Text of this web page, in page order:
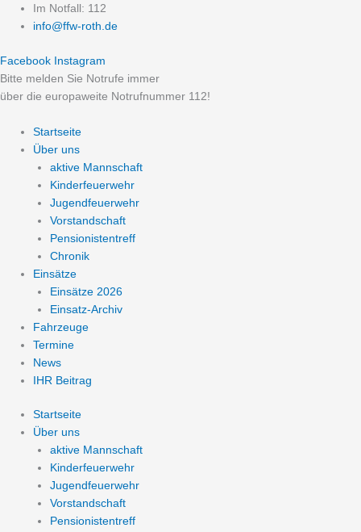
Zum
Inhalt
Im Notfall: 112
info@ffw-roth.de
Facebook Instagram
Bitte melden Sie Notrufe immer
über die europaweite Notrufnummer 112!
Startseite
Über uns
aktive Mannschaft
Kinderfeuerwehr
Jugendfeuerwehr
Vorstandschaft
Pensionistentreff
Chronik
Einsätze
Einsätze 2026
Einsatz-Archiv
Fahrzeuge
Termine
News
IHR Beitrag
Startseite
Über uns
aktive Mannschaft
Kinderfeuerwehr
Jugendfeuerwehr
Vorstandschaft
Pensionistentreff